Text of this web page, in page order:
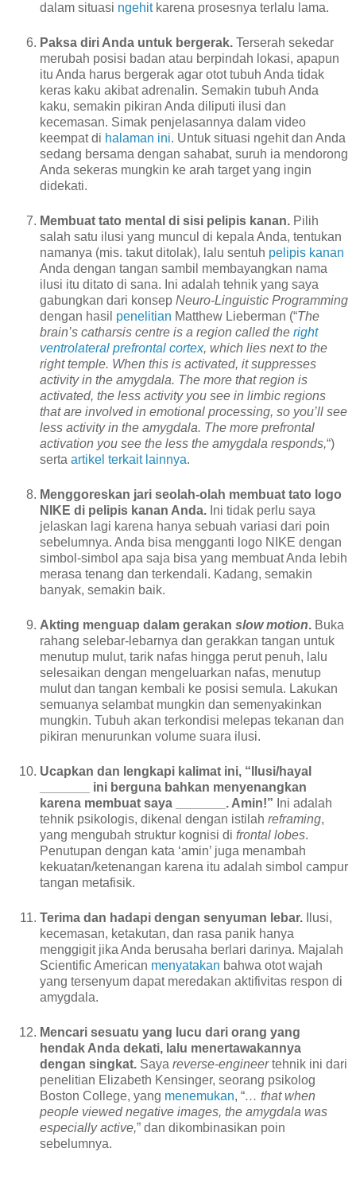
dalam situasi ngehitkarena prosesnya terlalu lama.
Paksa diri Anda untuk bergerak. Terserah sekedar
merubah posisi badan atau berpindah lokasi, apapun
itu Anda harus bergerak agar otot tubuh Anda tidak
keras kaku akibat adrenalin. Semakin tubuh Anda
kaku, semakin pikiran Anda diliputi ilusi dan
kecemasan. Simak penjelasannya dalam video
keempat di halaman ini. Untuk situasi ngehit dan Anda
sedang bersama dengan sahabat, suruh ia mendorong
Anda sekeras mungkin ke arah target yang ingin
didekati.
Membuat tato mental di sisi pelipis kanan. Pilih
salah satu ilusi yang muncul di kepala Anda, tentukan
namanya (mis. takut ditolak), lalu sentuh pelipis kanan
Anda dengan tangan sambil membayangkan nama
ilusi itu ditato di sana. Ini adalah tehnik yang saya
gabungkan dari konsep Neuro-Linguistic Programming
dengan hasil penelitian Matthew Lieberman (“The
brain’s catharsis centre is a region called the right
ventrolateral prefrontal cortex, which lies next to the
right temple. When this is activated, it suppresses
activity in the amygdala. The more that region is
activated, the less activity you see in limbic regions
that are involved in emotional processing, so you’ll see
less activity in the amygdala. The more prefrontal
activation you see the less the amygdala responds,“)
serta artikel terkait lainnya.
Menggoreskan jari seolah-olah membuat tato logo
NIKE di pelipis kanan Anda. Ini tidak perlu saya
jelaskan lagi karena hanya sebuah variasi dari poin
sebelumnya. Anda bisa mengganti logo NIKE dengan
simbol-simbol apa saja bisa yang membuat Anda lebih
merasa tenang dan terkendali. Kadang, semakin
banyak, semakin baik.
Akting menguap dalam gerakan slow motion. Buka
rahang selebar-lebarnya dan gerakkan tangan untuk
menutup mulut, tarik nafas hingga perut penuh, lalu
selesaikan dengan mengeluarkan nafas, menutup
mulut dan tangan kembali ke posisi semula. Lakukan
semuanya selambat mungkin dan semenyakinkan
mungkin. Tubuh akan terkondisi melepas tekanan dan
pikiran menurunkan volume suara ilusi.
Ucapkan dan lengkapi kalimat ini, “Ilusi/hayal
_______ ini berguna bahkan menyenangkan
karena membuat saya _______. Amin!” Ini adalah
tehnik psikologis, dikenal dengan istilah reframing,
yang mengubah struktur kognisi di frontal lobes.
Penutupan dengan kata ‘amin’ juga menambah
kekuatan/ketenangan karena itu adalah simbol campur
tangan metafisik.
Terima dan hadapi dengan senyuman lebar. Ilusi,
kecemasan, ketakutan, dan rasa panik hanya
menggigit jika Anda berusaha berlari darinya. Majalah
Scientific American menyatakan bahwa otot wajah
yang tersenyum dapat meredakan aktifivitas respon di
amygdala.
Mencari sesuatu yang lucu dari orang yang
hendak Anda dekati, lalu menertawakannya
dengan singkat. Saya reverse-engineertehnik ini dari
penelitian Elizabeth Kensinger, seorang psikolog
Boston College, yang menemukan, “… that when
people viewed negative images, the amygdala was
especially active,” dan dikombinasikan poin
sebelumnya.